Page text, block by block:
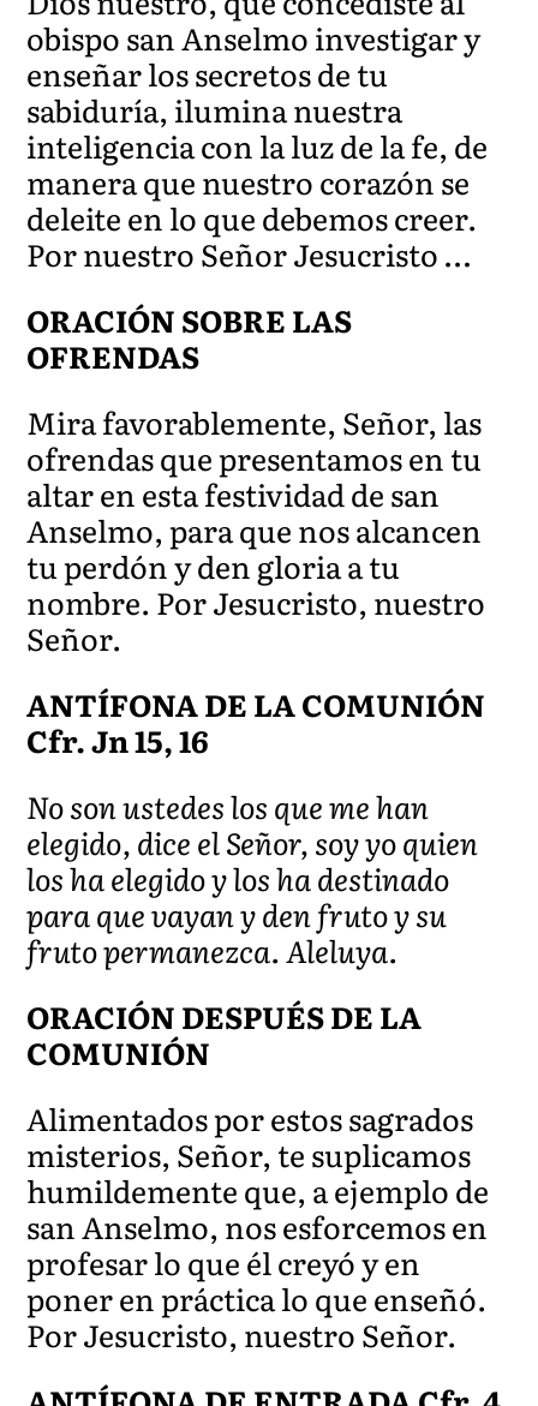
obispo san Anselmo investigar y
enseñar los secretos de tu
sabiduría, ilumina nuestra
inteligencia con la luz de la fe, de
manera que nuestro corazón se
deleite en lo que debemos creer.
Por nuestro Señor Jesucristo …
ORACIÓN SOBRE LAS
OFRENDAS
Mira favorablemente, Señor, las
ofrendas que presentamos en tu
altar en esta festividad de san
Anselmo, para que nos alcancen
tu perdón y den gloria a tu
nombre. Por Jesucristo, nuestro
Señor.
ANTÍFONA DE LA COMUNIÓN
Cfr. Jn 15, 16
No son ustedes los que me han
elegido, dice el Señor, soy yo quien
los ha elegido y los ha destinado
para que vayan y den fruto y su
fruto permanezca. Aleluya.
ORACIÓN DESPUÉS DE LA
COMUNIÓN
Alimentados por estos sagrados
misterios, Señor, te suplicamos
humildemente que, a ejemplo de
san Anselmo, nos esforcemos en
profesar lo que él creyó y en
poner en práctica lo que enseñó.
Por Jesucristo, nuestro Señor.